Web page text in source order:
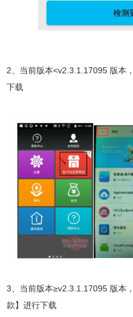
2、当前版本<v2.3.1.17095 版本
下载
3、当前版本≥v2.3.1.17095 版本
款】进行下载